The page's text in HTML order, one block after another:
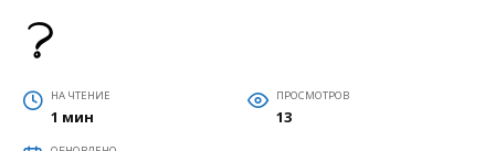
НА ЧТЕНИЕ
1 мин
ПРОСМОТРОВ
13